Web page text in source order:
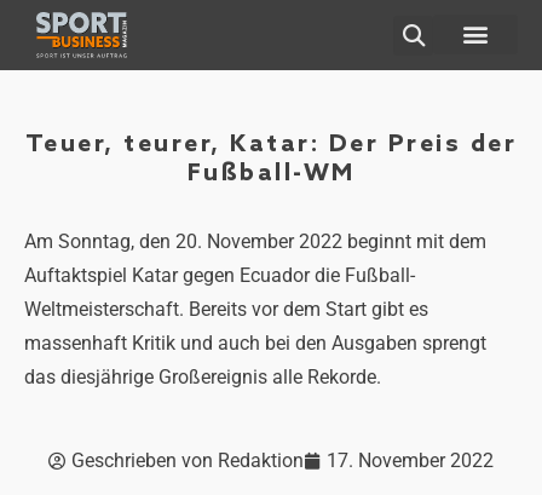
Teuer, teurer, Katar: Der Preis der
Fußball-WM
Am Sonntag, den 20. November 2022 beginnt mit dem
Auftaktspiel Katar gegen Ecuador die Fußball-
Weltmeisterschaft. Bereits vor dem Start gibt es
massenhaft Kritik und auch bei den Ausgaben sprengt
das diesjährige Großereignis alle Rekorde.
Geschrieben von Redaktion 17. November 2022